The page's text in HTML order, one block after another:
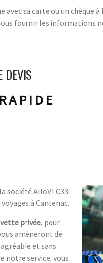
avec sa carte ou un chèque
fournir les informations
DEVIS
société AlloVTC33.
à Cantenac.
privée, pour
amèneront de
et sans
notre service, vous